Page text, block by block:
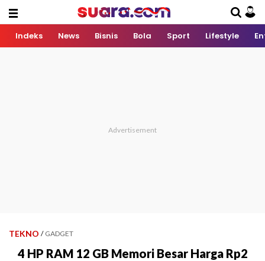
Indeks News Bisnis Bola Sport Lifestyle
TEKNO / GADGET
4 HP RAM 12 GB Memori Besar Harga Rp2